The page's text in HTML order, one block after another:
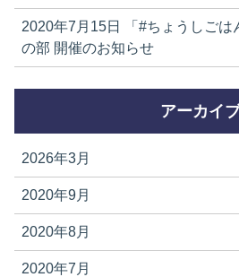
2020年7月15日
「#ちょうしごは
の部 開催のお知らせ
アーカイ
2026年3月
2020年9月
2020年8月
2020年7月